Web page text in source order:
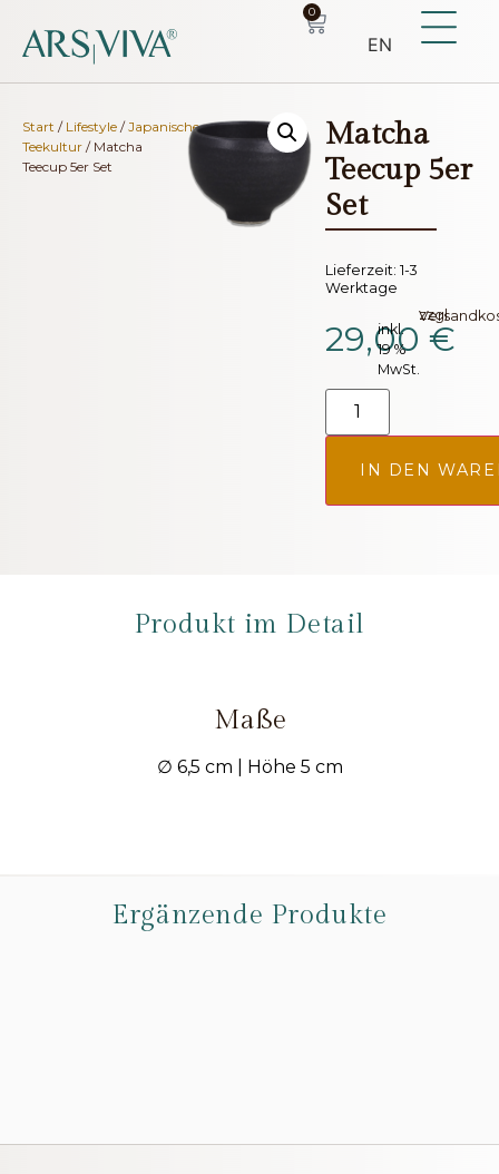
0
EN
Start / Lifestyle /Japanische
Teekultur / Matcha
Teecup 5er Set
Matcha
Teecup 5er
Set
Lieferzeit: 1-3
Werktage
29,00 €
inkl.
19 %
MwSt.
zzgl.
IN DEN
Produkt im Detail
Maße
∅ 6,5 cm | Höhe 5 cm
Ergänzende Produkte